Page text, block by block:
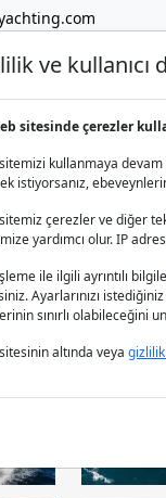
çıkışlı charter
ve
sitesinde çerezler
kullanmaya devam
istiyorsanız,
çerezler ve diğer
yardımcı olur. IP
ile ilgili ayrıntılı
Ayarlarınızı
sınırlı olabileceğini
altında veya